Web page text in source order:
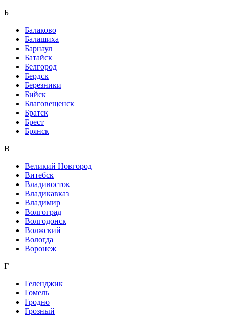
Б
Балаково
Балашиха
Барнаул
Батайск
Белгород
Бердск
Березники
Бийск
Благовещенск
Братск
Брест
Брянск
В
Великий Новгород
Витебск
Владивосток
Владикавказ
Владимир
Волгоград
Волгодонск
Волжский
Вологда
Воронеж
Г
Геленджик
Гомель
Гродно
Грозный